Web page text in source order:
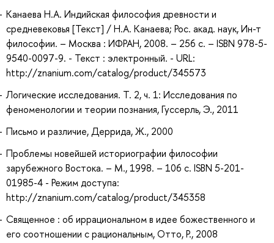
Канаева Н.А. Индийская философия древности и
средневековья [Текст] / Н.А. Канаева; Рос. акад. наук, Ин-т
философии. – Москва : ИФРАН, 2008. – 256 с. – ISBN 978-5-
9540-0097-9. - Текст : электронный. - URL:
http://znanium.com/catalog/product/345573
Логические исследования. Т. 2, ч. 1: Исследования по
феноменологии и теории познания, Гуссерль, Э., 2011
Письмо и различие, Деррида, Ж., 2000
Проблемы новейшей историографии философии
зарубежного Востока. – М., 1998. – 106 с. ISBN 5-201-
01985-4 - Режим доступа:
http://znanium.com/catalog/product/345358
Священное : об иррациональном в идее божественного и
его соотношении с рациональным, Отто, Р., 2008